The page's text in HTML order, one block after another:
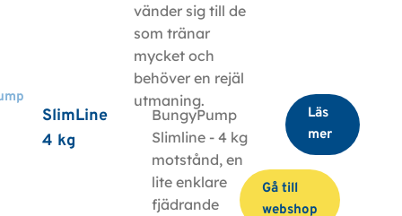
vänder sig till de
som tränar
mycket och
behöver en rejäl
utmaning.
SlimLine
4 kg
BungyPump
Slimline - 4 kg
motstånd, en
lite enklare
fjädrande
Läs
mer
Gå till
webshop